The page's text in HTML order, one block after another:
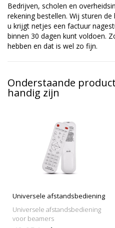
Bedrijven, scholen en
rekening bestellen. Wij sturen
u krijgt netjes een factuur
binnen 30 dagen kunt voldoen.
hebben en dat is wel zo fijn.
Onderstaande
handig zijn
Universele afstandsbediening
Universele afstandsbediening
voor beamers